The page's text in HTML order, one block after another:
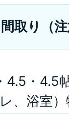
間取り（
4.5・4.5
、浴室